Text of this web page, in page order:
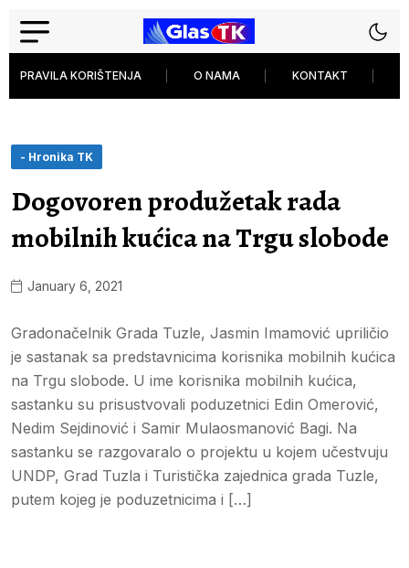
PRAVILA KORIŠTENJA O NAMA KONTAKT
- Hronika TK
Dogovoren produžetak rada
mobilnih kućica na Trgu slobode
January 6, 2021
Gradonačelnik Grada Tuzle, Jasmin Imamović upriličio
je sastanak sa predstavnicima korisnika mobilnih kućica
na Trgu slobode. U ime korisnika mobilnih kućica,
sastanku su prisustvovali poduzetnici Edin Omerović,
Nedim Sejdinović i Samir Mulaosmanović Bagi. Na
sastanku se razgovaralo o projektu u kojem učestvuju
UNDP, Grad Tuzla i Turistička zajednica grada Tuzle,
putem kojeg je poduzetnicima i […]